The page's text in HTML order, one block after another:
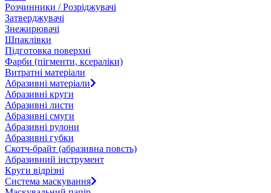
Розчинники / Розріджувачі
Затверджувачі
Знежирювачі
Шпаклівки
Підготовка поверхні
Фарби (пігменти, ксераліки)
Витратні матеріали
Абразивні матеріали
Абразивні круги
Абразивні листи
Абразивні смуги
Абразивні рулони
Абразивні губки
Скотч-брайт (абразивна повсть)
Абразивний інструмент
Круги відрізні
Система маскування